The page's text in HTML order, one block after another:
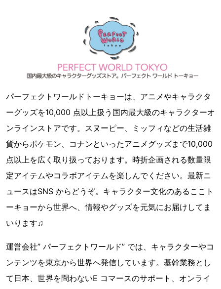
パーフェクトワールドトーキョーは、アニメやキャラクタ
ーグッズを10,000 点以上扱う国内最大級のキャラクターオ
ンラインストアです。スヌーピー、ミッフィなどの生活雑
貨からポケモン、コナンといったアニメグッズまで10,000
点以上を広く取り扱っております。時折企画される数量限
定アイテムやコラボアイテムを楽しんでください。最新ニ
ュースはSNS からどうぞ。キャラクター文化のあるここト
ーキョーから世界へ、情報やグッズを元気にお届けしてま
いります♫
運営会社” パーフェクトワールド” では、キャラクターやコ
ンテンツを東京から世界へ発信しています。基幹業務とし
て日本、世界を問わないE コマースのサポート、オンライ